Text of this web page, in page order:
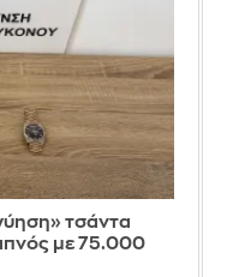
τσάντα
με 75.000